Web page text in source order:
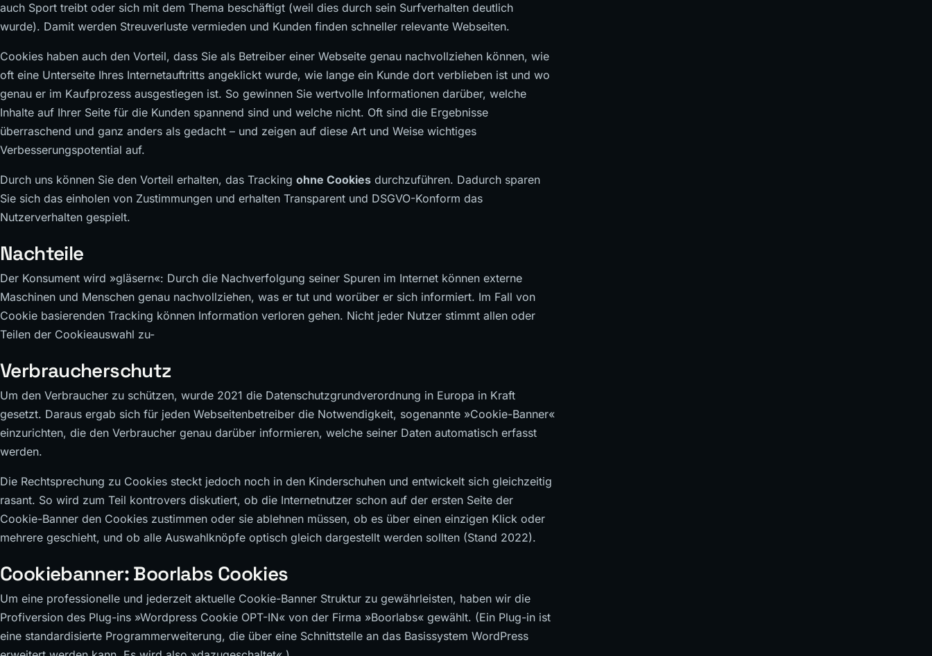
auch Sport treibt oder sich mit dem Thema beschäftigt (weil dies durch sein Surfverhalten deutlich
wurde). Damit werden Streuverluste vermieden und Kunden finden schneller relevante Webseiten.
Cookies haben auch den Vorteil, dass Sie als Betreiber einer Webseite genau nachvollziehen können, wie
oft eine Unterseite Ihres Internetauftritts angeklickt wurde, wie lange ein Kunde dort verblieben ist und wo
genau er im Kaufprozess ausgestiegen ist. So gewinnen Sie wertvolle Informationen darüber, welche
Inhalte auf Ihrer Seite für die Kunden spannend sind und welche nicht. Oft sind die Ergebnisse
überraschend und ganz anders als gedacht – und zeigen auf diese Art und Weise wichtiges
Verbesserungspotential auf.
Durch uns können Sie den Vorteil erhalten, das Tracking ohne Cookies durchzuführen. Dadurch sparen
Sie sich das einholen von Zustimmungen und erhalten Transparent und DSGVO-Konform das
Nutzerverhalten gespielt.
Nachteile
Der Konsument wird »gläsern«: Durch die Nachverfolgung seiner Spuren im Internet können externe
Maschinen und Menschen genau nachvollziehen, was er tut und worüber er sich informiert. Im Fall von
Cookie basierenden Tracking können Information verloren gehen. Nicht jeder Nutzer stimmt allen oder
Teilen der Cookieauswahl zu-
Verbraucherschutz
Um den Verbraucher zu schützen, wurde 2021 die Datenschutzgrundverordnung in Europa in Kraft
gesetzt. Daraus ergab sich für jeden Webseitenbetreiber die Notwendigkeit, sogenannte »Cookie-Banner«
einzurichten, die den Verbraucher genau darüber informieren, welche seiner Daten automatisch erfasst
werden.
Die Rechtsprechung zu Cookies steckt jedoch noch in den Kinderschuhen und entwickelt sich gleichzeitig
rasant. So wird zum Teil kontrovers diskutiert, ob die Internetnutzer schon auf der ersten Seite der
Cookie-Banner den Cookies zustimmen oder sie ablehnen müssen, ob es über einen einzigen Klick oder
mehrere geschieht, und ob alle Auswahlknöpfe optisch gleich dargestellt werden sollten (Stand 2022).
Cookiebanner: Boorlabs Cookies
Um eine professionelle und jederzeit aktuelle Cookie-Banner Struktur zu gewährleisten, haben wir die
Profiversion des Plug-ins »Wordpress Cookie OPT-IN« von der Firma »Boorlabs« gewählt. (Ein Plug-in ist
eine standardisierte Programmerweiterung, die über eine Schnittstelle an das Basissystem WordPress